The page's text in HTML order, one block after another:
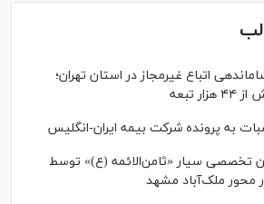
اتباع غیرمجاز در استان تهران؛
تبعه
به پرونده شرکت بیمه ایران-انگلیس
تخصصی سیار «ثامن‌الائمه (ع)» توسط
محور ملک‌آباد مشهد